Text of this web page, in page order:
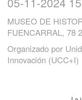
MUSEO DE
FUENCARRAL, 78
Organizado por
Innovación (UCC+I)